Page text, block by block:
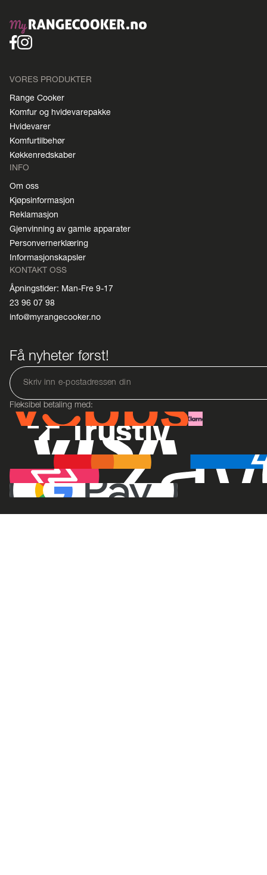
VORES PRODUKTER
Range Cooker
Komfur og hvidevarepakke
Hvidevarer
Komfurtilbehør
Køkkenredskaber
INFO
Om oss
Kjøpsinformasjon
Reklamasjon
Gjenvinning av gamle apparater
Personvernerklæring
Informasjonskapsler
KONTAKT OSS
Åpningstider: Man-Fre 9-17
23 96 07 98
info@myrangecooker.no
Få nyheter først!
Fleksibel betaling med: